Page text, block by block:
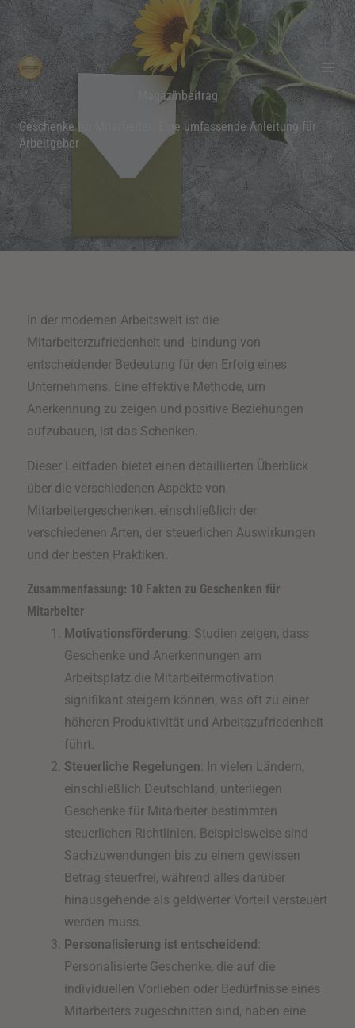
Zum
Inhalt
springen
Magazinbeitrag
Geschenke für Mitarbeiter: Eine umfassende Anleitung für
Arbeitgeber
In der modernen Arbeitswelt ist die
Mitarbeiterzufriedenheit und -bindung von
entscheidender Bedeutung für den Erfolg eines
Unternehmens. Eine effektive Methode, um
Anerkennung zu zeigen und positive Beziehungen
aufzubauen, ist das Schenken.
Dieser Leitfaden bietet einen detaillierten Überblick
über die verschiedenen Aspekte von
Mitarbeitergeschenken, einschließlich der
verschiedenen Arten, der steuerlichen Auswirkungen
und der besten Praktiken.
Zusammenfassung: 10 Fakten zu Geschenken für
Mitarbeiter
Motivationsförderung: Studien zeigen, dass
Geschenke und Anerkennungen am
Arbeitsplatz die Mitarbeitermotivation
signifikant steigern können, was oft zu einer
höheren Produktivität und Arbeitszufriedenheit
führt.
Steuerliche Regelungen: In vielen Ländern,
einschließlich Deutschland, unterliegen
Geschenke für Mitarbeiter bestimmten
steuerlichen Richtlinien. Beispielsweise sind
Sachzuwendungen bis zu einem gewissen
Betrag steuerfrei, während alles darüber
hinausgehende als geldwerter Vorteil versteuert
werden muss.
Personalisierung ist entscheidend :
Personalisierte Geschenke, die auf die
individuellen Vorlieben oder Bedürfnisse eines
Mitarbeiters zugeschnitten sind, haben eine